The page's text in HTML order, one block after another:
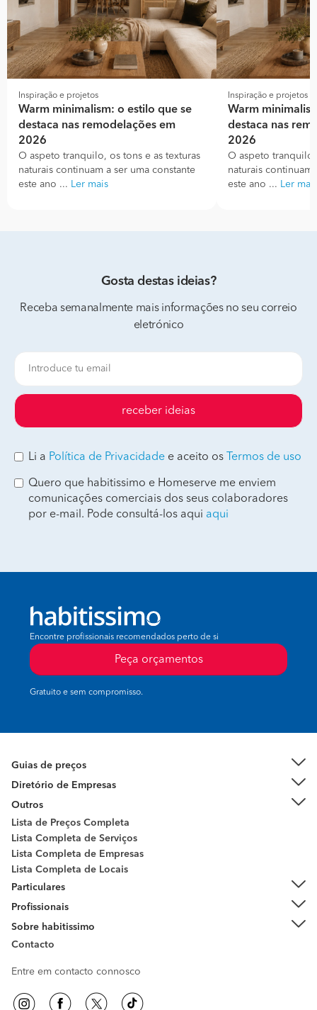
Inspiração e projetos
Warm minimalism: o estilo que se
destaca nas remodelações em
2026
O aspeto tranquilo, os tons e as texturas
naturais continuam a ser uma constante
este ano ... Ler mais
Inspiração e projetos
Warm
destaca nas
2026
O aspeto
naturais continuam
este ano ... Ler mais
Gosta destas ideias?
Receba semanalmente mais informações no seu correio
eletrónico
receber ideias
Li a Política de Privacidade e aceito os Termos de uso
Quero que habitissimo e Homeserve me enviem
comunicações comerciais dos seus colaboradores
por e-mail. Pode consultá-los aqui aqui
Encontre profissionais recomendados perto de si
Peça orçamentos
Gratuito e sem compromisso.
Guias de preços
Diretório de Empresas
Outros
Lista de Preços Completa
Lista Completa de Serviços
Lista Completa de Empresas
Lista Completa de Locais
Particulares
Profissionais
Sobre habitissimo
Contacto
Entre em contacto connosco